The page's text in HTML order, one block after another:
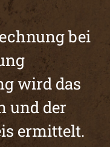
bei
wird das
und der
ermittelt.